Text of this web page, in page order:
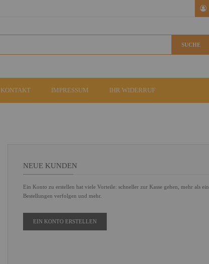
SUCHE
KONTAKT IMPRESSUM IHR WIDERRUF
NEUE KUNDEN
Ein Konto zu erstellen hat viele Vorteile: schneller zur Kasse gehen, mehr als
Bestellungen verfolgen und mehr.
EIN KONTO ERSTELLEN